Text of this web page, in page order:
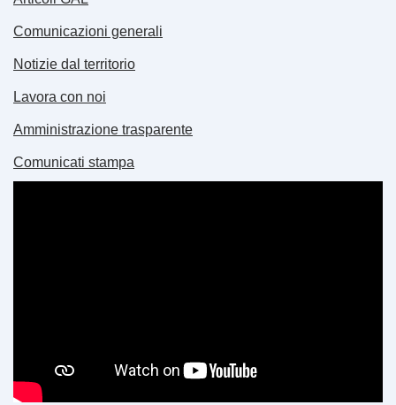
Comunicazioni generali
Notizie dal territorio
Lavora con noi
Amministrazione trasparente
Comunicati stampa